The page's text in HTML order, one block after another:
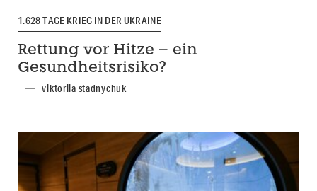
1.628 TAGE KRIEG IN DER UKRAINE
Rettung vor Hitze – ein
Gesundheitsrisiko?
viktoriia stadnychuk